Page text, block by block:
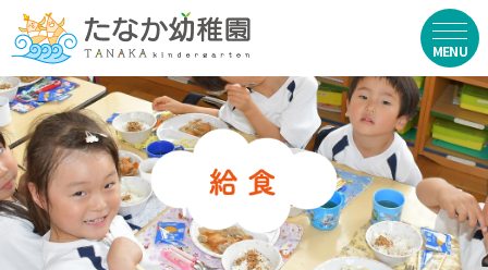
在園生向け
・資料ダウンロード
・園からのお便り